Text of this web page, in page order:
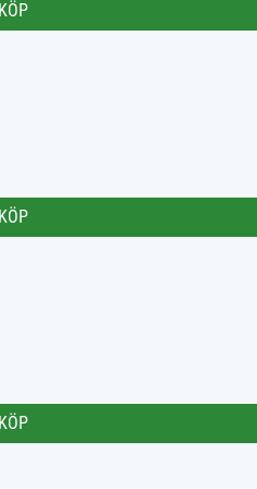
KÖP
KÖP
KÖP